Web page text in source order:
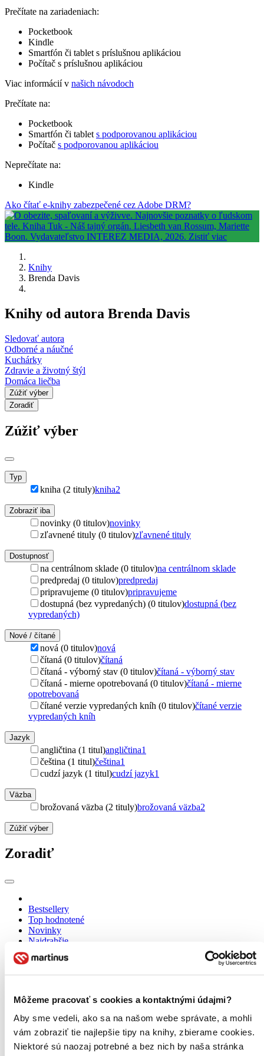
Môžeme pracovať s cookies a kontaktnými údajmi?
Aby sme vedeli, ako sa na našom webe správate, a mohli
vám zobraziť tie najlepšie tipy na knihy, zbierame cookies.
Niektoré sú naozaj potrebné a bez nich by naša stránka
Prečítate na zariadeniach:
Pocketbook
Kindle
Smartfón či tablet s príslušnou aplikáciou
Počítač s príslušnou aplikáciou
Viac informácií v našich návodoch
Prečítate na:
Pocketbook
Smartfón či tablet s podporovanou aplikáciou
Počítač s podporovanou aplikáciou
Neprečítate na:
Kindle
Ako čítať e-knihy zabezpečené cez Adobe DRM?
Knihy
Brenda Davis
Knihy od autora Brenda Davis
Sledovať autora
Odborné a náučné
Kuchárky
Zdravie a životný štýl
Domáca liečba
Zúžiť výber
Zoradiť
Zúžiť výber
Typ
kniha (2 tituly)kniha2
Zobraziť iba
novinky (0 titulov)novinky
zľavnené tituly (0 titulov)zľavnené tituly
Dostupnosť
na centrálnom sklade (0 titulov)na centrálnom sklade
predpredaj (0 titulov)predpredaj
pripravujeme (0 titulov)pripravujeme
dostupná (bez vypredaných) (0 titulov)dostupná (bez
vypredaných)
Nové / čítané
nová (0 titulov)nová
čítaná (0 titulov)čítaná
čítaná - výborný stav (0 titulov)čítaná - výborný stav
čítaná - mierne opotrebovaná (0 titulov)čítaná - mierne
opotrebovaná
čítané verzie vypredaných kníh (0 titulov)čítané verzie
vypredaných kníh
Jazyk
angličtina (1 titul)angličtina1
čeština (1 titul)čeština1
cudzí jazyk (1 titul)cudzí jazyk1
Väzba
brožovaná väzba (2 tituly)brožovaná väzba2
Zúžiť výber
Zoradiť
Bestsellery
Top hodnotené
Novinky
Najdrahšie
Najlacnejšie
Najvyššia zľava
Zrušiť filtre
nové